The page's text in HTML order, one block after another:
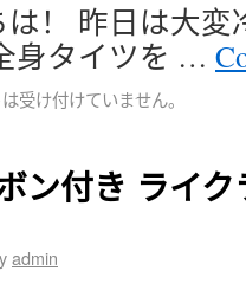
！ 昨日は大
身タイツを …
受け付けていません。
ン付き ライ
admin